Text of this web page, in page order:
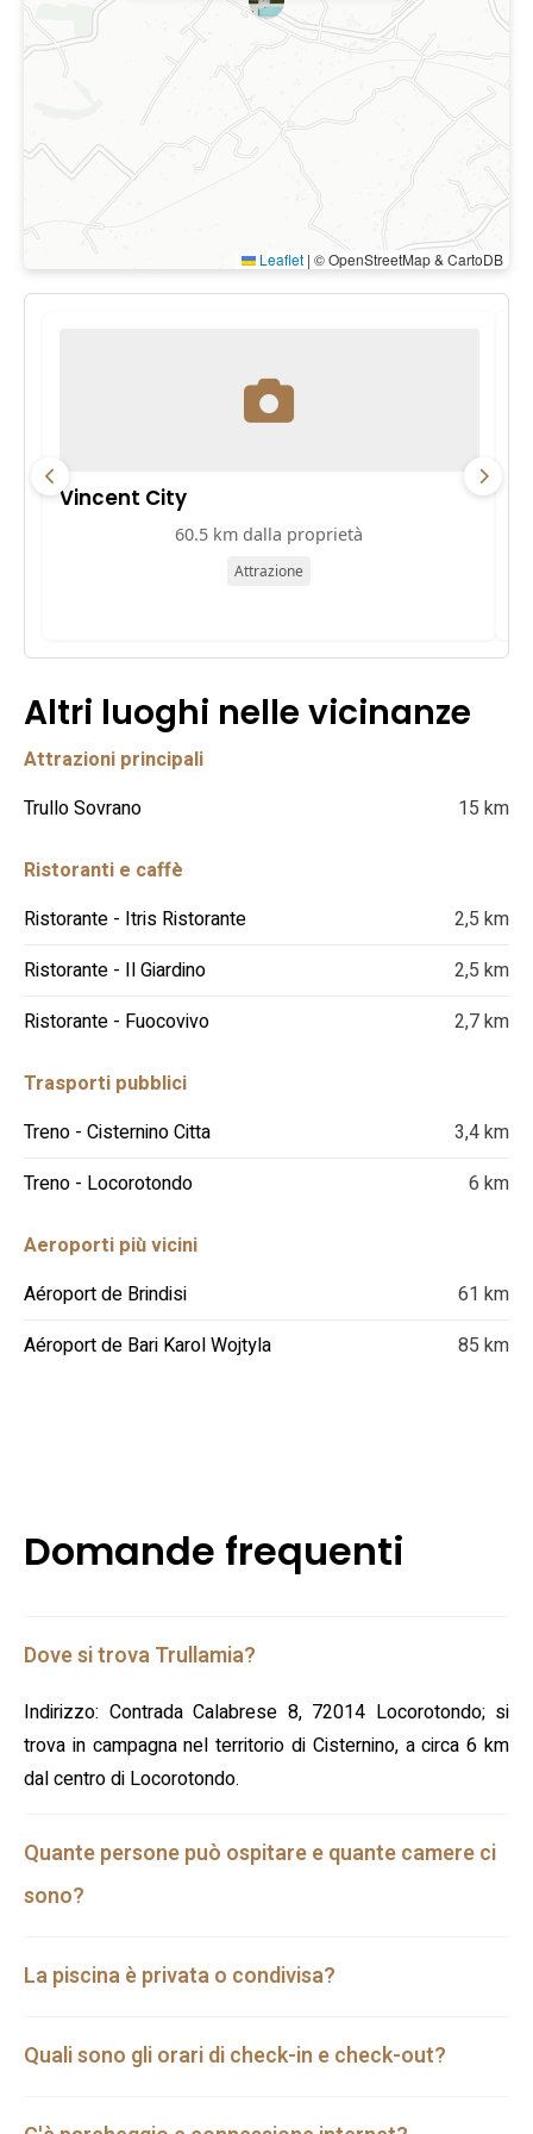
Leaflet | © OpenStreetMap & CartoDB
Vincent City
60.5 km dalla proprietà
Attrazione
Altri luoghi nelle vicinanze
Attrazioni principali
Trullo Sovrano
15 km
Ristoranti e caffè
Ristorante - Itris Ristorante
2,5 km
Ristorante - Il Giardino
2,5 km
Ristorante - Fuocovivo
2,7 km
Trasporti pubblici
Treno - Cisternino Citta
3,4 km
Treno - Locorotondo
6 km
Aeroporti più vicini
Aéroport de Brindisi
61 km
Aéroport de Bari Karol Wojtyla
85 km
Domande frequenti
Dove si trova Trullamia?
Indirizzo: Contrada Calabrese 8, 72014 Locorotondo; si
trova in campagna nel territorio di Cisternino, a circa 6 km
dal centro di Locorotondo.
Quante persone può ospitare e quante camere ci
sono?
La piscina è privata o condivisa?
Quali sono gli orari di check-in e check-out?